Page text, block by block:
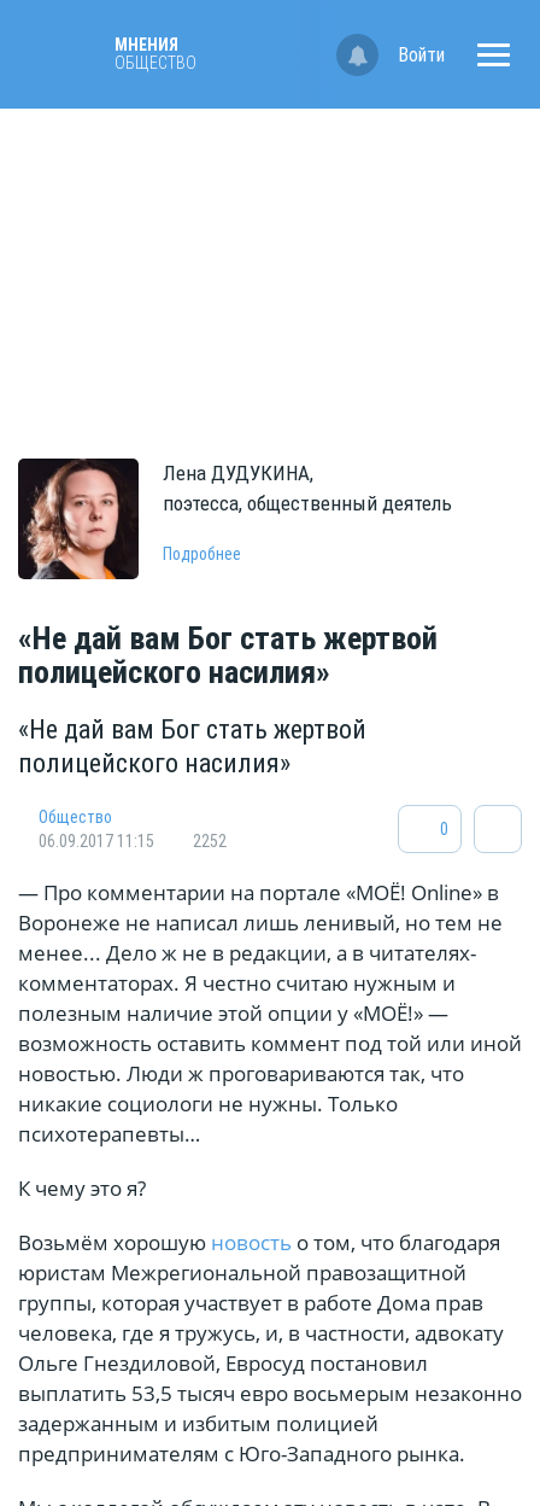
МНЕНИЯ
ОБЩЕСТВО
Войти
Лена ДУДУКИНА,
поэтесса, общественный деятель
Подробнее
«Не дай вам Бог стать жертвой
полицейского насилия»
«Не дай вам Бог стать жертвой
полицейского насилия»
Общество
06.09.2017 11:15
2252
0
— Про комментарии на портале «МОЁ! Online» в
Воронеже не написал лишь ленивый, но тем не
менее... Дело ж не в редакции, а в читателях-
комментаторах. Я честно считаю нужным и
полезным наличие этой опции у «МОЁ!» —
возможность оставить коммент под той или иной
новостью. Люди ж проговариваются так, что
никакие социологи не нужны. Только
психотерапевты…
К чему это я?
Возьмём хорошую новость о том, что благодаря
юристам Межрегиональной правозащитной
группы, которая участвует в работе Дома прав
человека, где я тружусь, и, в частности, адвокату
Ольге Гнездиловой, Евросуд постановил
выплатить 53,5 тысяч евро восьмерым незаконно
задержанным и избитым полицией
предпринимателям с Юго-Западного рынка.